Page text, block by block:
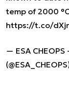
temp of 2000
https://t.co/
— ESA